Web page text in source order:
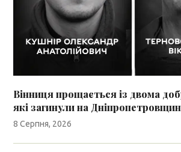
Вінниця прощається із двома
які загинули на
8 Серпня, 2026